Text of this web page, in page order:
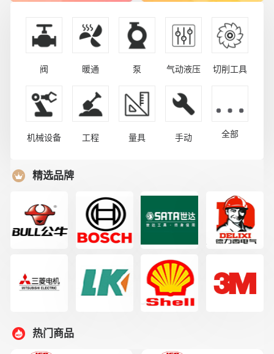
阀 暖通 泵 气动液压 切削工具
机械设备 工程 量具 手动 全部
精选品牌
热门商品